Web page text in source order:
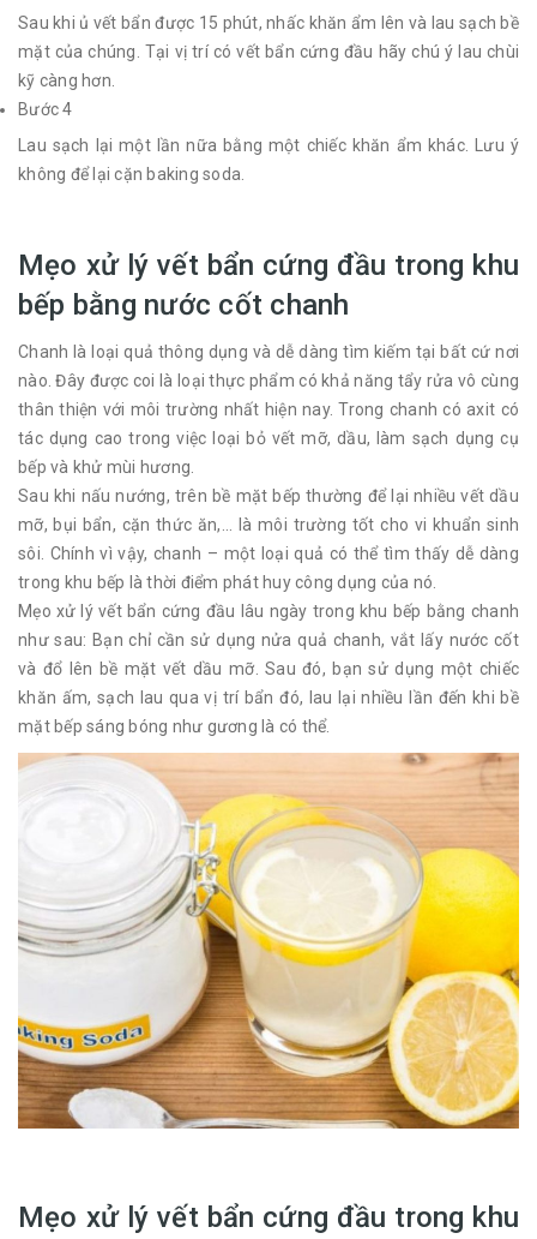
Sau khi ủ vết bẩn được 15 phút, nhấc khăn ẩm lên và lau sạch bề
mặt của chúng. Tại vị trí có vết bẩn cứng đầu hãy chú ý lau chùi
kỹ càng hơn.
Bước 4
Lau sạch lại một lần nữa bằng một chiếc khăn ẩm khác. Lưu ý
không để lại cặn baking soda.
Mẹo xử lý vết bẩn cứng đầu trong khu
bếp bằng nước cốt chanh
Chanh là loại quả thông dụng và dễ dàng tìm kiếm tại bất cứ nơi
nào. Đây được coi là loại thực phẩm có khả năng tẩy rửa vô cùng
thân thiện với môi trường nhất hiện nay. Trong chanh có axit có
tác dụng cao trong việc loại bỏ vết mỡ, dầu, làm sạch dụng cụ
bếp và khử mùi hương.
Sau khi nấu nướng, trên bề mặt bếp thường để lại nhiều vết dầu
mỡ, bụi bẩn, cặn thức ăn,... là môi trường tốt cho vi khuẩn sinh
sôi. Chính vì vậy, chanh – một loại quả có thể tìm thấy dễ dàng
trong khu bếp là thời điểm phát huy công dụng của nó.
Mẹo xử lý vết bẩn cứng đầu lâu ngày trong khu bếp bằng chanh
như sau: Bạn chỉ cần sử dụng nửa quả chanh, vắt lấy nước cốt
và đổ lên bề mặt vết dầu mỡ. Sau đó, bạn sử dụng một chiếc
khăn ấm, sạch lau qua vị trí bẩn đó, lau lại nhiều lần đến khi bề
mặt bếp sáng bóng như gương là có thể.
Mẹo xử lý vết bẩn cứng đầu trong khu